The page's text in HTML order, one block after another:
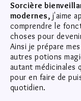
Sorcière
modernes, j'aime
comprendre le
choses pour
Ainsi je prépare
autres potions
autant médicinales
pour en faire de
quotidien.